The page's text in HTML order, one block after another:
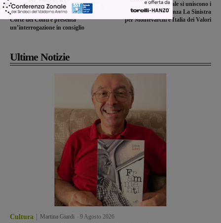
Aer spa e Aer Impianti srl:
Rifondazione chiede il parere della
Corte dei Conti e presenta
un’interrogazione in consiglio
In consiglio comunale si uniscono i
gruppi di maggioranza La Sinistra
per Montevarchi e Italia dei Valori
Ultime Notizie
Cultura Martina Giardi 9 Agosto 2026